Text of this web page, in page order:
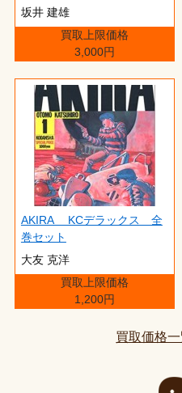
坂井 建雄
買取上限価格
3,000円
AKIRA KCデラックス 全
巻セット
大友 克洋
買取上限価格
1,200円
買取価格